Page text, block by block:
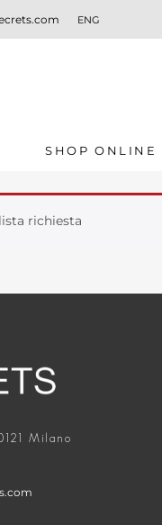
ENG
SHOP ONLINE
richiesta
Milano